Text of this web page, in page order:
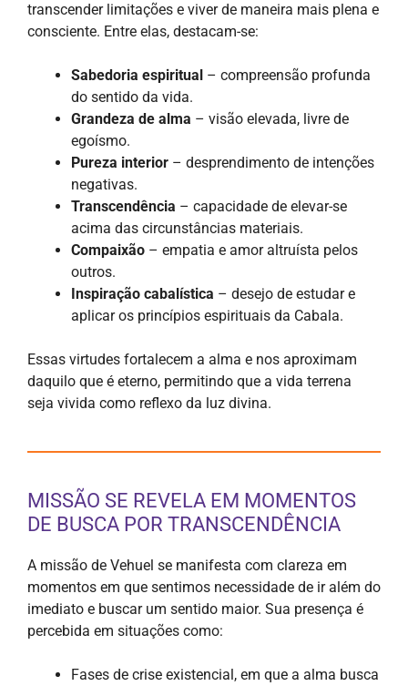
transcender limitações e viver de maneira mais plena e
consciente. Entre elas, destacam-se:
Sabedoria espiritual – compreensão profunda
do sentido da vida.
Grandeza de alma – visão elevada, livre de
egoísmo.
Pureza interior – desprendimento de intenções
negativas.
Transcendência – capacidade de elevar-se
acima das circunstâncias materiais.
Compaixão – empatia e amor altruísta pelos
outros.
Inspiração cabalística – desejo de estudar e
aplicar os princípios espirituais da Cabala.
Essas virtudes fortalecem a alma e nos aproximam
daquilo que é eterno, permitindo que a vida terrena
seja vivida como reflexo da luz divina.
MISSÃO SE REVELA EM MOMENTOS
DE BUSCA POR TRANSCENDÊNCIA
A missão de Vehuel se manifesta com clareza em
momentos em que sentimos necessidade de ir além do
imediato e buscar um sentido maior. Sua presença é
percebida em situações como:
Fases de crise existencial, em que a alma busca